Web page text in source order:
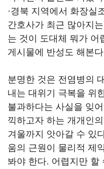
·경북 지역에서 화장실
간호사가 최근 많아지
는 것이 도대체 뭐가 어
게시물에 반성도 해본
분명한 것은 전염병의
내는 대위기 극복을 위
불과하다는 사실을 잊
끽하고자 하는 개개인
겨울까지 앗아갈 수 있
움의 근원이 물리적 제
봐야 한다. 어렵지만 할